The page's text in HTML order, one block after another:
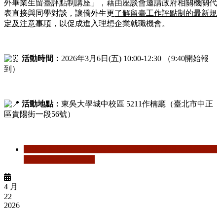
外畢業生留臺評點制講座」，藉由座談會邀請政府相關機關代
表直接與同學對談，讓僑外生更了解留臺工作評點制的最新規
定及注意事項 ，以促成進入理想企業就職機會。
活動時間： 2026年3月6日(五) 10:00-12:30 （9:40開始報
到）
活動地點： 東吳大學城中校區 5211作楠廳（臺北市中正
區貴陽街一段56號）
4 月
22
2026